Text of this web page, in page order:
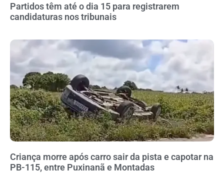
Partidos têm até o dia 15 para registrarem
candidaturas nos tribunais
Criança morre após carro sair da pista e capotar na
PB-115, entre Puxinanã e Montadas